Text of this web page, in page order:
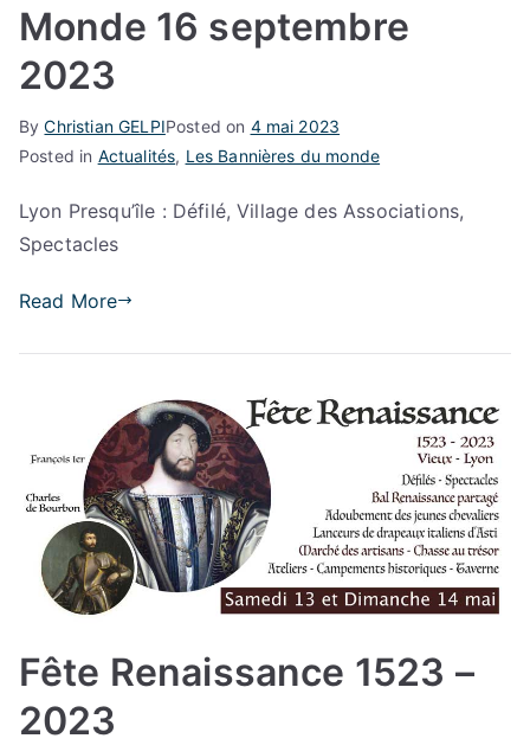
Monde 16 septembre
2023
ByChristian GELPIPosted on 4 mai 2023
Posted in Actualités, Les Bannières du monde
Lyon Presqu’île : Défilé, Village des Associations,
Spectacles
Read More
Fête Renaissance 1523 –
2023